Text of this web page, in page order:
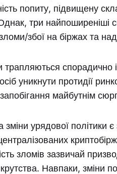
попиту, підвищену
три найпоширеніші
збої на біржах та
трапляються
уникнути протидії
майбутнім
зміни урядової
криптобірж
зломів зазвичай
Навпаки, зміни